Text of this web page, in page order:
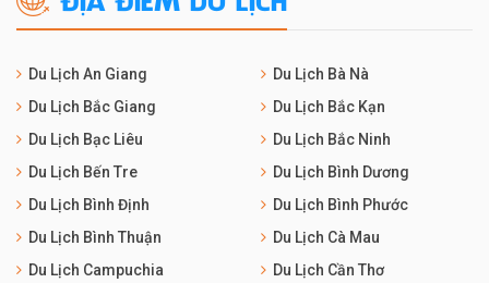
Du Lịch An Giang
Du Lịch Bà Nà
Du Lịch Bắc Giang
Du Lịch Bắc Kạn
Du Lịch Bạc Liêu
Du Lịch Bắc Ninh
Du Lịch Bến Tre
Du Lịch Bình Dương
Du Lịch Bình Định
Du Lịch Bình Phước
Du Lịch Bình Thuận
Du Lịch Cà Mau
Du Lịch Campuchia
Du Lịch Cần Thơ